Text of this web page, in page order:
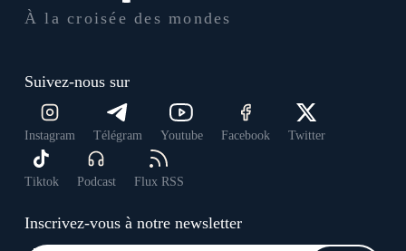
À la croisée des mondes
Suivez-nous sur
Instagram Télégram Youtube Facebook Twitter
Tiktok Podcast Flux RSS
Inscrivez-vous à notre newsletter